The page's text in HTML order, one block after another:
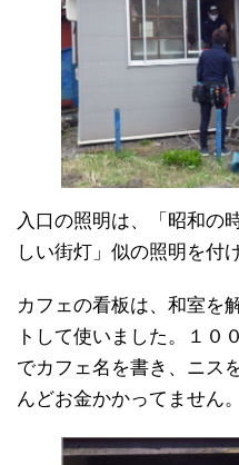
入口の照明は、「昭和の
しい街灯」似の照明を付
カフェの看板は、和室を
トして使いました。１０
でカフェ名を書き、ニス
んどお金かかってません